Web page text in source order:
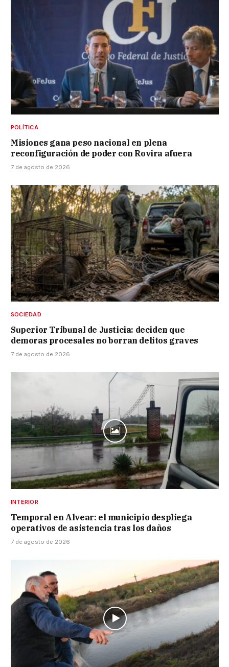
POLÍTICA
Misiones gana peso nacional en plena
reconfiguración de poder con Rovira afuera
7 de agosto de 2026
SOCIEDAD
Superior Tribunal de Justicia: deciden que
demoras procesales no borran delitos graves
7 de agosto de 2026
INTERIOR
Temporal en Alvear: el municipio despliega
operativos de asistencia tras los daños
7 de agosto de 2026